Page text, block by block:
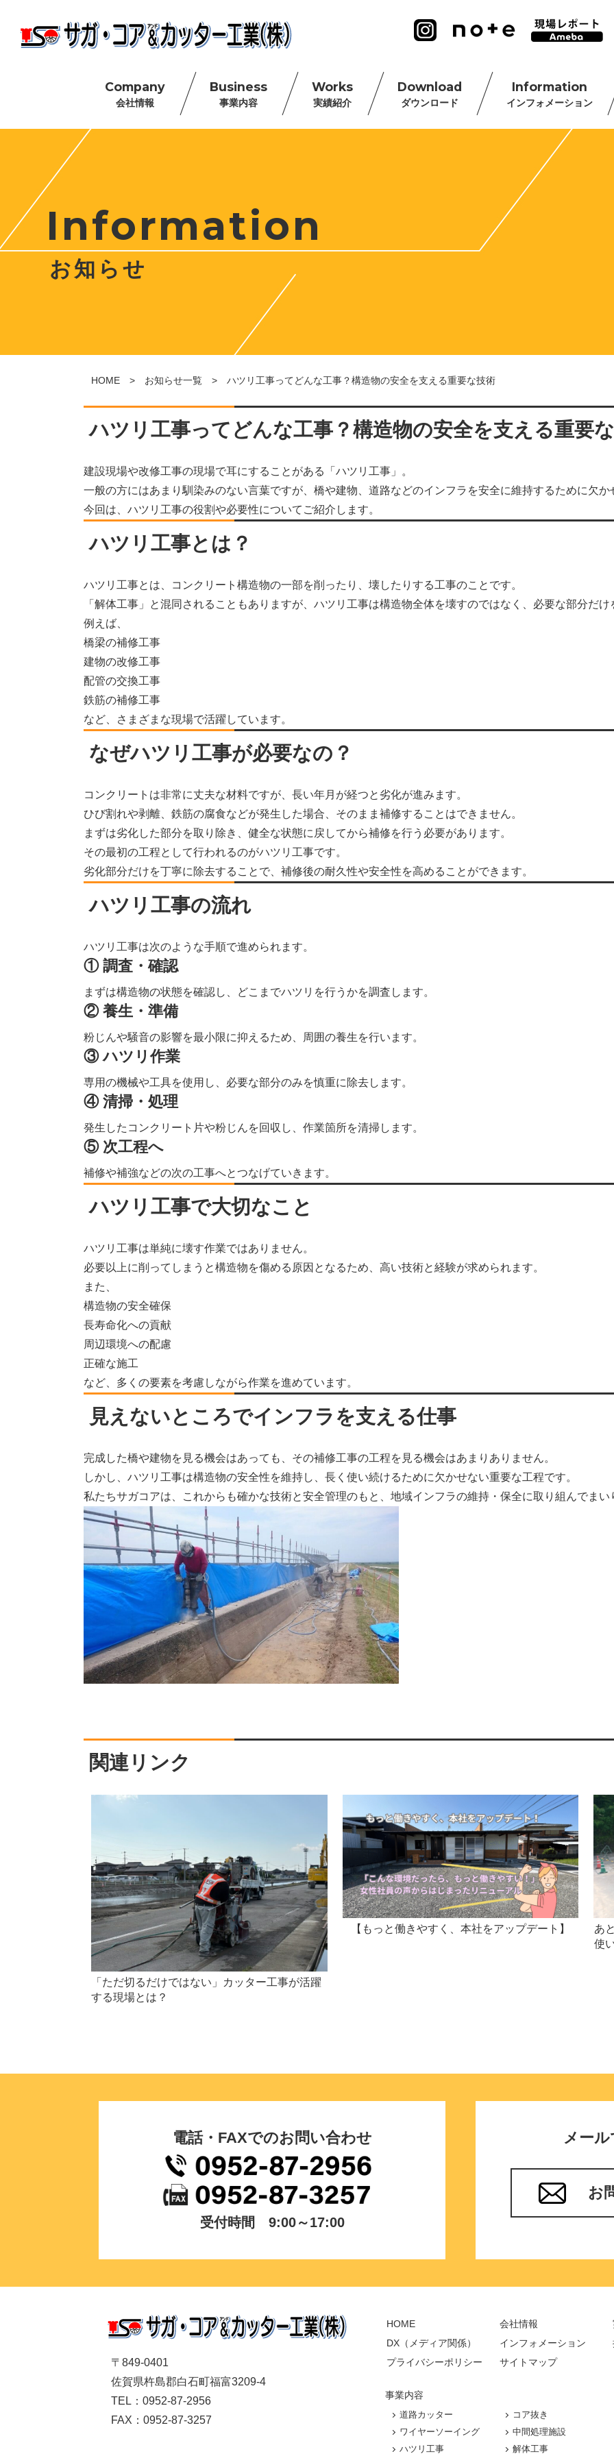
Company
会社情報
Business
事業内容
Works
実績紹介
Download
ダウンロード
Information
インフォメーション
Information
お知らせ
HOME > お知らせ一覧 > ハツリ工事ってどんな工事？構造物の安全を支える重要な技術
ハツリ工事ってどんな工事？構造物の安全を支える重要
建設現場や改修工事の現場で耳にすることがある「ハツリ工事」。
一般の方にはあまり馴染みのない言葉ですが、橋や建物、道路などのインフラを安全に維持するために欠
今回は、ハツリ工事の役割や必要性についてご紹介します。
ハツリ工事とは？
ハツリ工事とは、コンクリート構造物の一部を削ったり、壊したりする工事のことです。
「解体工事」と混同されることもありますが、ハツリ工事は構造物全体を壊すのではなく、必要な部分だ
例えば、
橋梁の補修工事
建物の改修工事
配管の交換工事
鉄筋の補修工事
など、さまざまな現場で活躍しています。
なぜハツリ工事が必要なの？
コンクリートは非常に丈夫な材料ですが、長い年月が経つと劣化が進みます。
ひび割れや剥離、鉄筋の腐食などが発生した場合、そのまま補修することはできません。
まずは劣化した部分を取り除き、健全な状態に戻してから補修を行う必要があります。
その最初の工程として行われるのがハツリ工事です。
劣化部分だけを丁寧に除去することで、補修後の耐久性や安全性を高めることができます。
ハツリ工事の流れ
ハツリ工事は次のような手順で進められます。
① 調査・確認
まずは構造物の状態を確認し、どこまでハツリを行うかを調査します。
② 養生・準備
粉じんや騒音の影響を最小限に抑えるため、周囲の養生を行います。
③ ハツリ作業
専用の機械や工具を使用し、必要な部分のみを慎重に除去します。
④ 清掃・処理
発生したコンクリート片や粉じんを回収し、作業箇所を清掃します。
⑤ 次工程へ
補修や補強などの次の工事へとつなげていきます。
ハツリ工事で大切なこと
ハツリ工事は単純に壊す作業ではありません。
必要以上に削ってしまうと構造物を傷める原因となるため、高い技術と経験が求められます。
また、
構造物の安全確保
長寿命化への貢献
周辺環境への配慮
正確な施工
など、多くの要素を考慮しながら作業を進めています。
見えないところでインフラを支える仕事
完成した橋や建物を見る機会はあっても、その補修工事の工程を見る機会はあまりありません。
しかし、ハツリ工事は構造物の安全性を維持し、長く使い続けるために欠かせない重要な工程です。
私たちサガコアは、これからも確かな技術と安全管理のもと、地域インフラの維持・保全に取り組んでまい
関連リンク
「ただ切るだけではない」カッター工事が活躍
する現場とは？
【もっと働きやすく、本社をアップデート】
あ
使
電話・FAXでのお問い合わせ
受付時間 9:00～17:00
メー
お
〒849-0401
佐賀県杵島郡白石町福富3209-4
TEL：0952-87-2956
FAX：0952-87-3257
HOME 会社情報
DX（メディア関係）
インフォメーション
プライバシーポリシー
サイトマップ
事業内容
道路カッター
コア抜き
ワイヤーソーイング
中間処理施設
ハツリ工事
解体工事